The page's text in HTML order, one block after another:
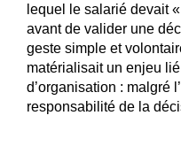
lequel le salarié devait
avant de valider une
geste simple et
matérialisait un enjeu
d’organisation : malgré
responsabilité de la